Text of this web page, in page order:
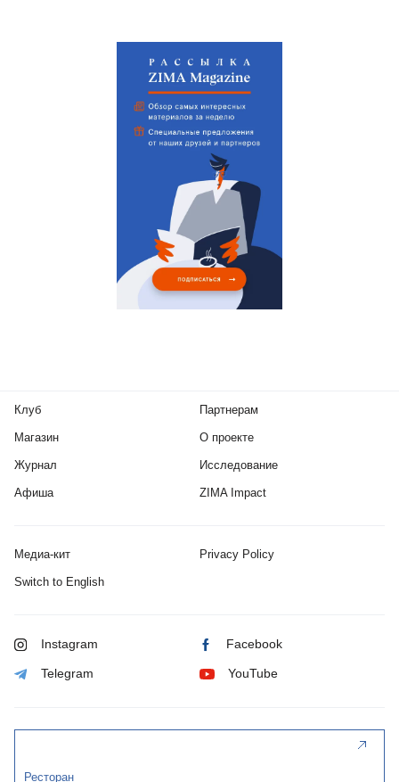
Клуб
Магазин
Журнал
Афиша
Партнерам
О проекте
Исследование
ZIMA Impact
Медиа-кит Privacy Policy
Switch to English
Instagram Facebook
Telegram YouTube
Ресторан